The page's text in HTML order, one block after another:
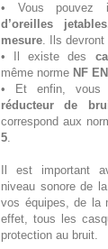
• Vous pouvez
d’oreilles
mesure. Ils devront
• Il existe des
même norme NF
• Et enfin, vous
réducteur de
correspond aux
5.
Il est important
niveau sonore de
vos équipes, de la
effet, tous les
protection au bruit.